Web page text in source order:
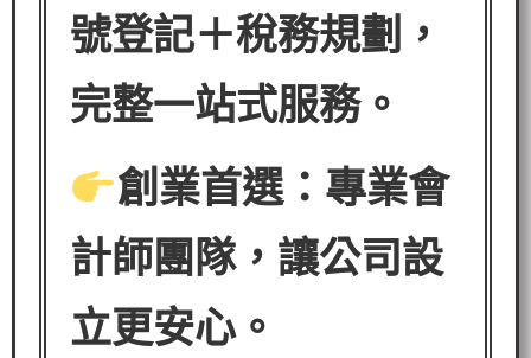
號登記＋稅務規劃，
完整一站式服務。
創業首選：專業會
計師團隊，讓公司設
立更安心。